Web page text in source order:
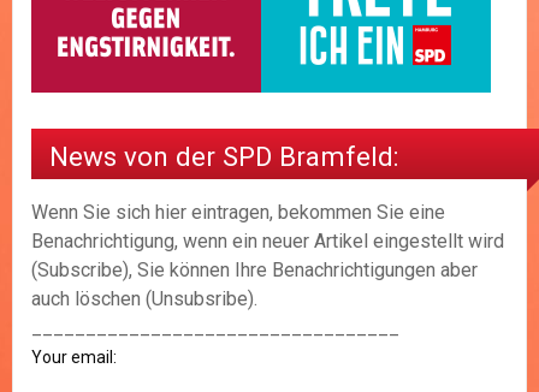
News von der SPD Bramfeld:
Wenn Sie sich hier eintragen, bekommen Sie eine
Benachrichtigung, wenn ein neuer Artikel eingestellt wird
(Subscribe), Sie können Ihre Benachrichtigungen aber
auch löschen (Unsubsribe).
Your email: